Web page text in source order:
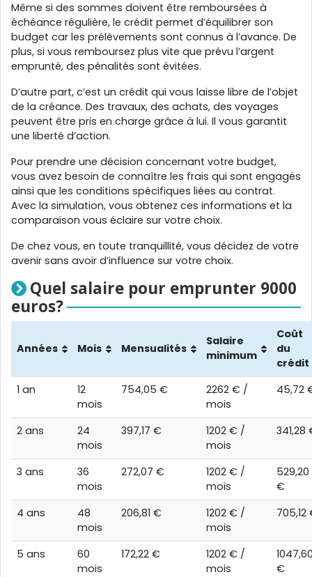
Même si des sommes doivent être remboursées à
échéance régulière, le crédit permet d’équilibrer son
budget car les prélèvements sont connus à l’avance. De
plus, si vous remboursez plus vite que prévu l’argent
emprunté, des pénalités sont évitées.
D’autre part, c’est un crédit qui vous laisse libre de l’objet
de la créance. Des travaux, des achats, des voyages
peuvent être pris en charge grâce à lui. Il vous garantit
une liberté d’action.
Pour prendre une décision concernant votre budget,
vous avez besoin de connaître les frais qui sont engagés
ainsi que les conditions spécifiques liées au contrat.
Avec la simulation, vous obtenez ces informations et la
comparaison vous éclaire sur votre choix.
De chez vous, en toute tranquillité, vous décidez de votre
avenir sans avoir d’influence sur votre choix.
Quel salaire pour emprunter 9000
euros?
Années Mois Mensualités
Salaire
minimum
Coût
du
crédit
1 an
12
mois
754,05 €
2262 € /
mois
45,72
2 ans
24
mois
397,17 €
1202 € /
mois
341,28
3 ans
36
mois
272,07 €
1202 € /
mois
529,20
€
4 ans
48
mois
206,81 €
1202 € /
mois
705,12
5 ans
60
mois
172,22 €
1202 € /
mois
€